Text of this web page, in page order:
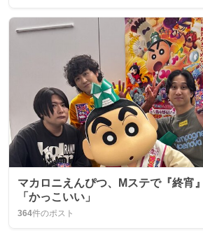
マカロニえんぴつ、Mステで『終宵
「かっこいい」
364件のポスト